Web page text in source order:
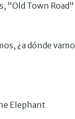
"Old Town Road"
¿a dónde
Elephant